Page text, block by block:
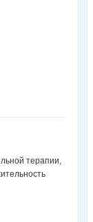
терапии,